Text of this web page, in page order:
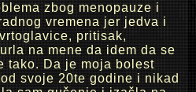
zbog menopauze i
vremena jer jedva i
pritisak,
na mene da idem da se
tako. Da je moja bolest
svoje 20te godine i nikad